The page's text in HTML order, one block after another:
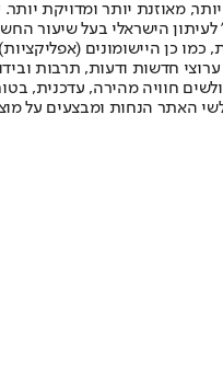
מאוזנת יותר ומדויקת
פורסמה ב-30 ביולי 2007, וב-2010 הפך
חדשות ודעות, תרבות
חוויה מהירה,
האתר הנחות ומבצעים על